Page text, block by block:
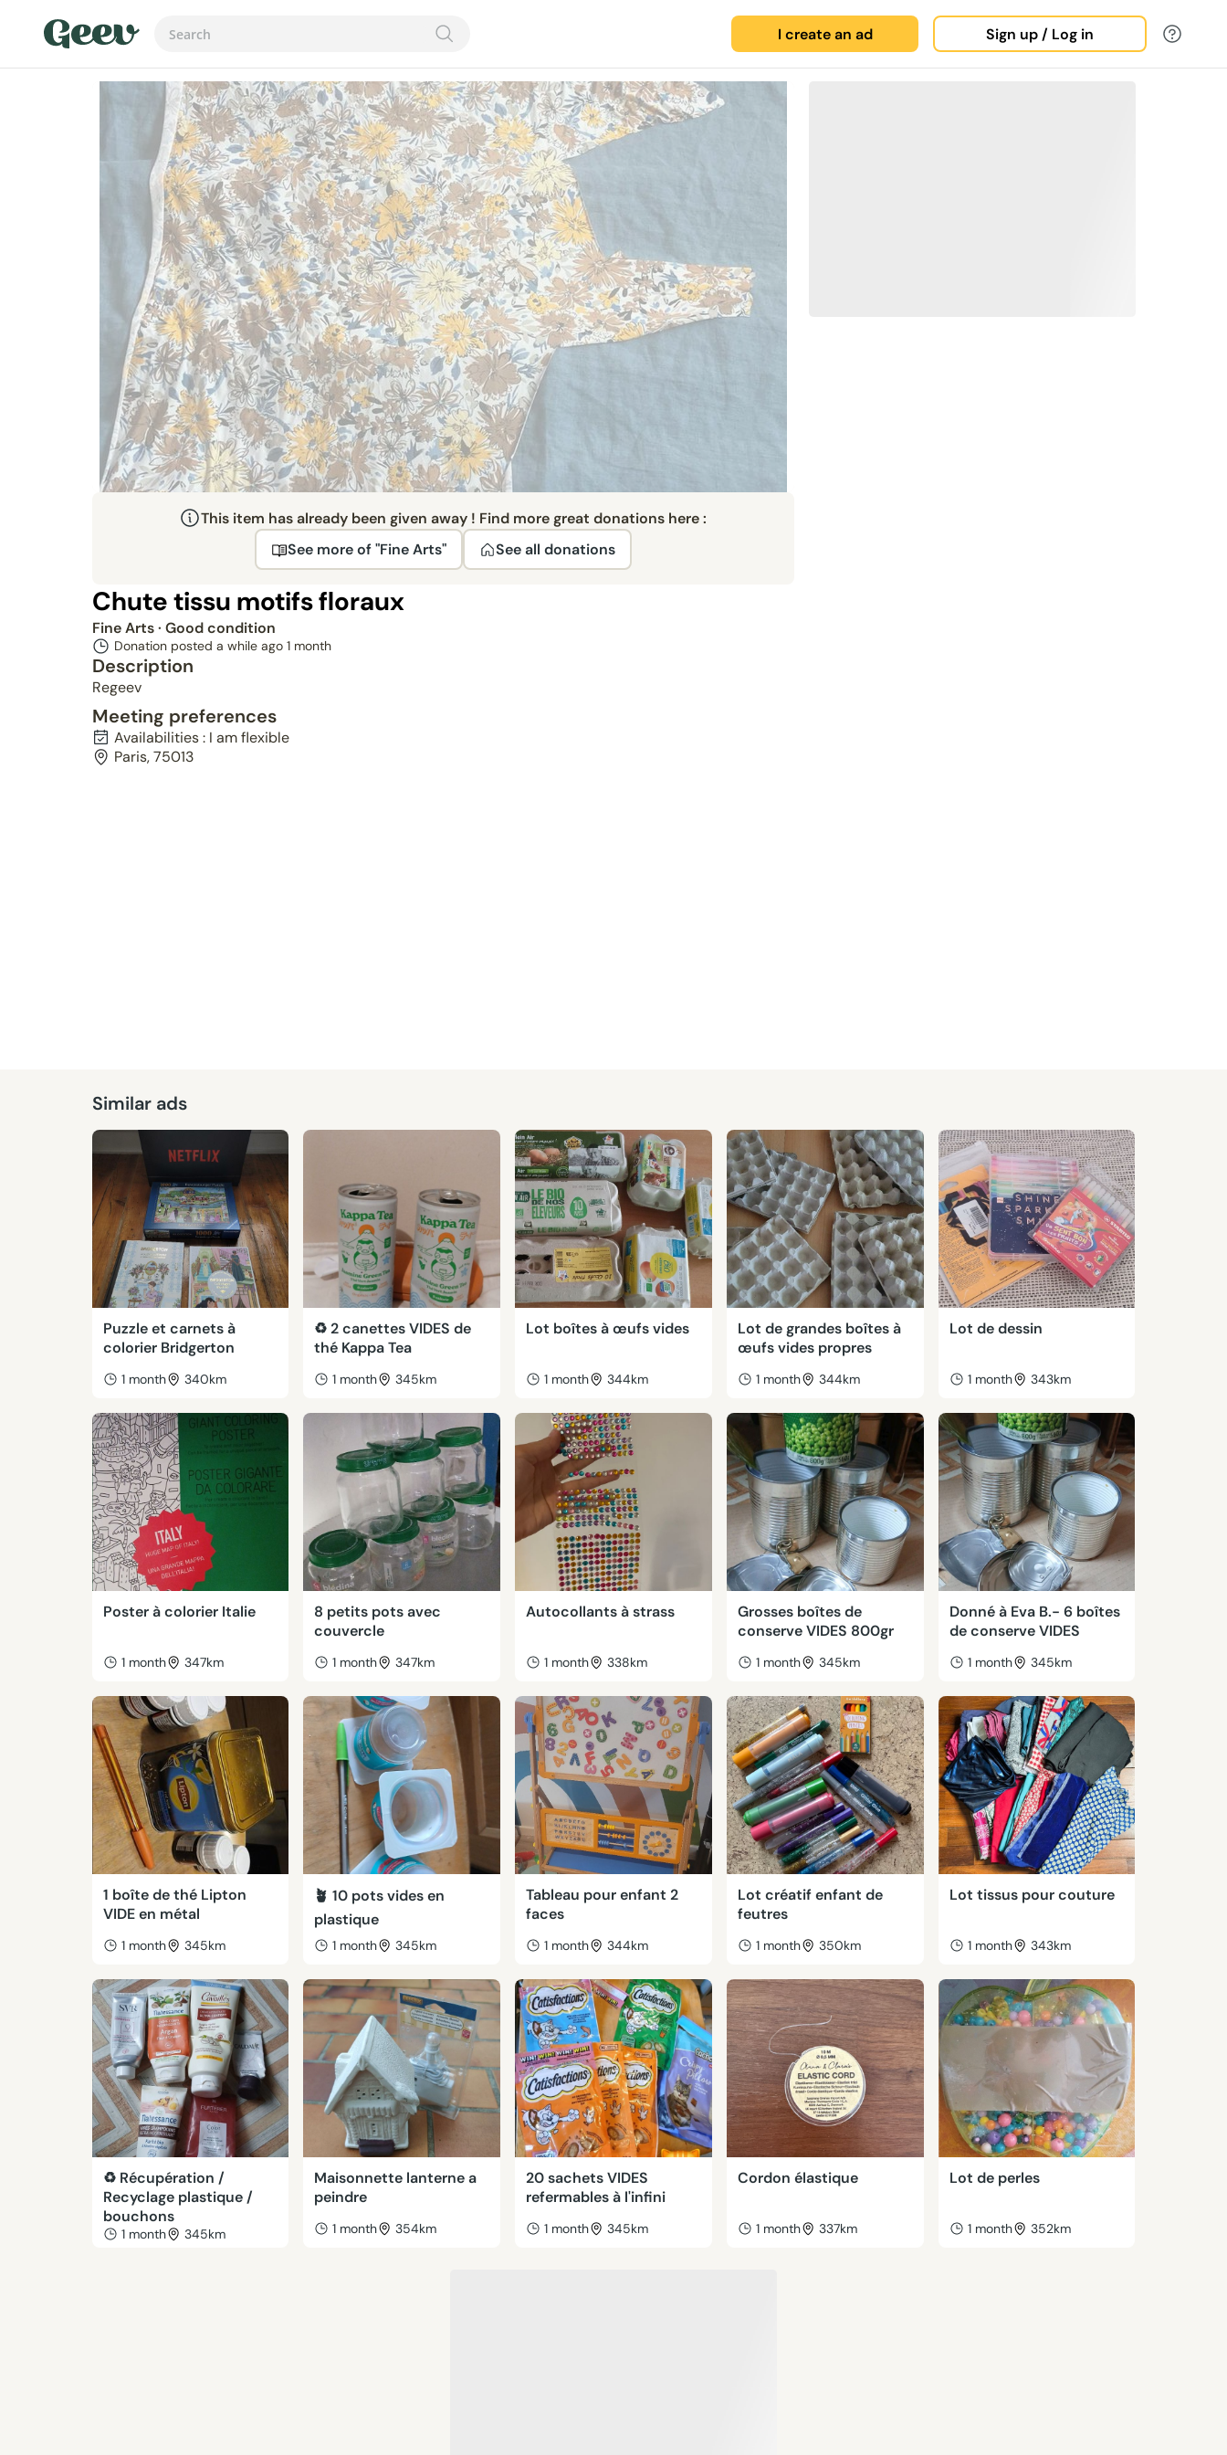
I create an ad Sign up / Log in
This item has already been given away ! Find more great donations here :
See more of "Fine Arts"
See all donations
Chute tissu motifs floraux
Fine Arts· Good condition
Donation posted a while ago 1 month
Description
Regeev
Meeting preferences
Availabilities : I am flexible
Paris, 75013
Similar ads
Puzzle et carnets à
colorier Bridgerton
1 month 340km
♻️ 2 canettes VIDES de
thé Kappa Tea
1 month 345km
Lot boîtes à œufs vides
1 month 344km
Lot de grandes boîtes à
œufs vides propres
1 month 344km
Lot de dessin
1 month 343km
Poster à colorier Italie
1 month 347km
8 petits pots avec
couvercle
1 month 347km
Autocollants à strass
1 month 338km
Grosses boîtes de
conserve VIDES 800gr
1 month 345km
Donné à Eva B.- 6 boîtes
de conserve VIDES
1 month 345km
1 boîte de thé Lipton
VIDE en métal
1 month 345km
🪴 10 pots vides en
plastique
1 month 345km
Tableau pour enfant 2
faces
1 month 344km
Lot créatif enfant de
feutres
1 month 350km
Lot tissus pour couture
1 month 343km
♻️ Récupération /
Recyclage plastique /
bouchons
1 month 345km
Maisonnette lanterne a
peindre
1 month 354km
20 sachets VIDES
refermables à l'infini
1 month 345km
Cordon élastique
1 month 337km
Lot de perles
1 month 352km